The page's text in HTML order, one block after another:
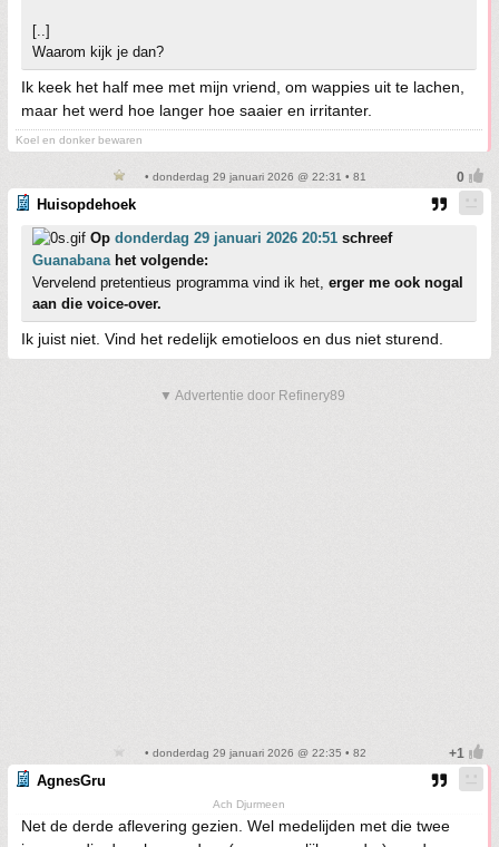
[..]
Waarom kijk je dan?
Ik keek het half mee met mijn vriend, om wappies uit te lachen,
maar het werd hoe langer hoe saaier en irritanter.
Koel en donker bewaren
• donderdag 29 januari 2026 @ 22:31 • 81
Huisopdehoek
Op donderdag 29 januari 2026 20:51 schreef
Guanabanahet volgende:
Vervelend pretentieus programma vind ik het, erger me ook nogal
aan die voice-over.
Ik juist niet. Vind het redelijk emotieloos en dus niet sturend.
▼ Advertentie door Refinery89
• donderdag 29 januari 2026 @ 22:35 • 82
AgnesGru
Ach Djurmeen
Net de derde aflevering gezien. Wel medelijden met die twee